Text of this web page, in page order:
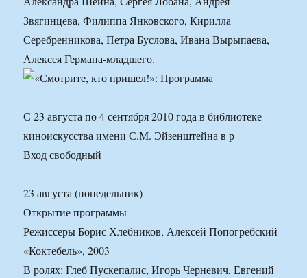
Звягинцева, Филиппа Янковского, Кирилла
Серебренникова, Петра Буслова, Ивана Вырыпаева,
Алексея Германа-младшего.
С 23 августа по 4 сентября 2010 года в библиотеке
киноискусства имени С.М. Эйзенштейна в р
Вход свободный
23 августа (понедельник)
Открытие программы
Режиссеры Борис Хлебников, Алексей Попогребский
«Коктебель», 2003
В ролях: Глеб Пускепалис, Игорь Черневич, Евгений